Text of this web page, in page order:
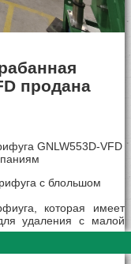
продана
GNLW553D-VFD
с блольшом
которая имеет
удаления с малой
и снижения
оснащена главного
в один конец.